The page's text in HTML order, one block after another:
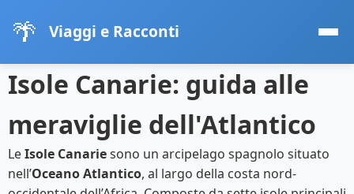
🌴 Viaggi e Racconti
Isole Canarie: guida alle
meraviglie dell'Atlantico
LeIsole Canariesono un arcipelago spagnolo situato
nell’Oceano Atlantico, al largo della costa nord-